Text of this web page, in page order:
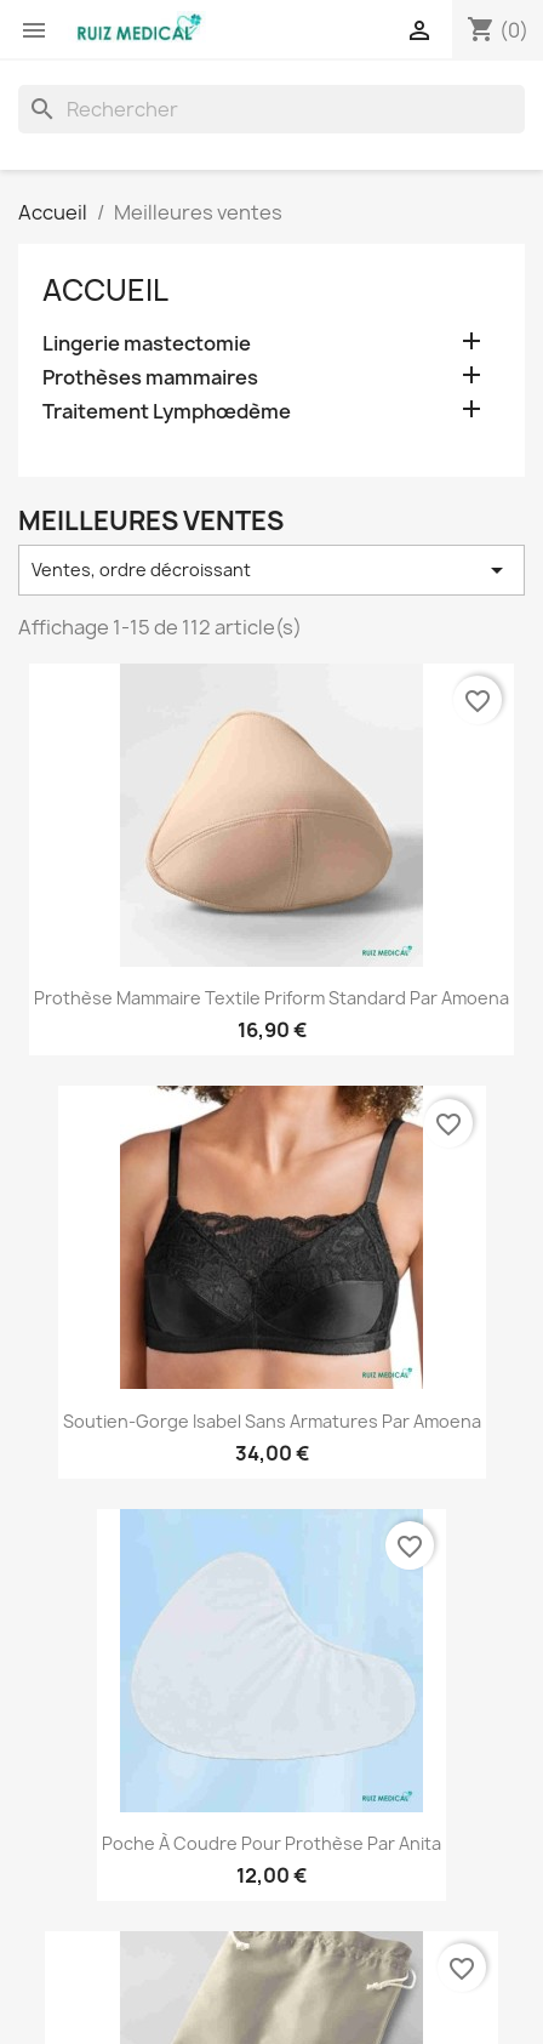
 shopping_cart (0)

search
Accueil Meilleures ventes
ACCUEIL
Lingerie mastectomie 
Prothèses mammaires 
Traitement Lymphœdème 
MEILLEURES VENTES
Ventes, ordre décroissant 
Affichage 1-15 de 112 article(s)
Prothèse Mammaire Textile Priform Standard Par Amoena
16,90 €
favorite_border
Soutien-Gorge Isabel Sans Armatures Par Amoena
34,00 €
favorite_border
Poche À Coudre Pour Prothèse Par Anita
12,00 €
favorite_border
favorite_border